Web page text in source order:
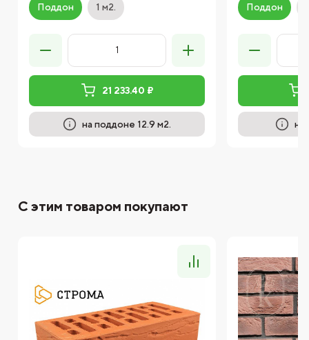
Поддон 1 м2.
21 233.40 ₽
на поддоне 12.9 м2.
Поддон
на
С этим товаром покупают